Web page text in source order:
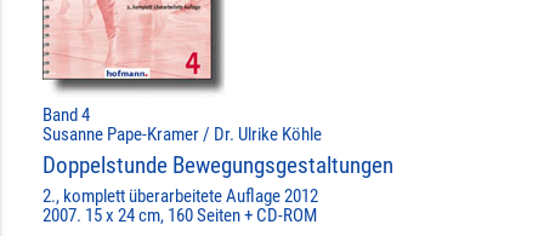
Band 4
Susanne Pape-Kramer / Dr. Ulrike Köhle
Doppelstunde Bewegungsgestaltungen
2., komplett überarbeitete Auflage 2012
2007. 15 x 24 cm, 160 Seiten + CD-ROM